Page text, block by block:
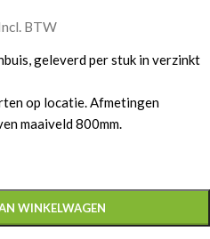
BTW
geleverd per stuk in verzinkt
op locatie. Afmetingen
maaiveld 800mm.
WINKELWAGEN